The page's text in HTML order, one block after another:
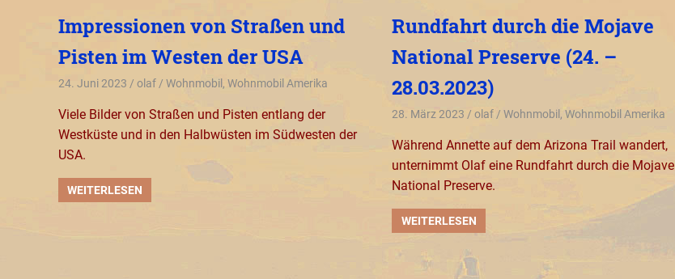
Impressionen von Straßen und
Pisten im Westen der USA
24. Juni 2023 olaf Wohnmobil , Wohnmobil Amerika
Viele Bilder von Straßen und Pisten entlang der
Westküste und in den Halbwüsten im Südwesten der
USA.
WEITERLESEN
Rundfahrt durch die Mojave
National Preserve (24. –
28.03.2023)
28. März 2023 olaf Wohnmobil , Wohnmobil Amerika
Während Annette auf dem Arizona Trail wandert,
unternimmt Olaf eine Rundfahrt durch die Mojave
National Preserve.
WEITERLESEN